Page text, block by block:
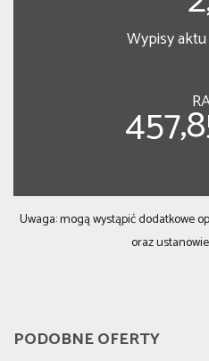
Wypisy
Uwaga: mogą wystąpić dodatkowe
oraz
PODOBNE OFERTY